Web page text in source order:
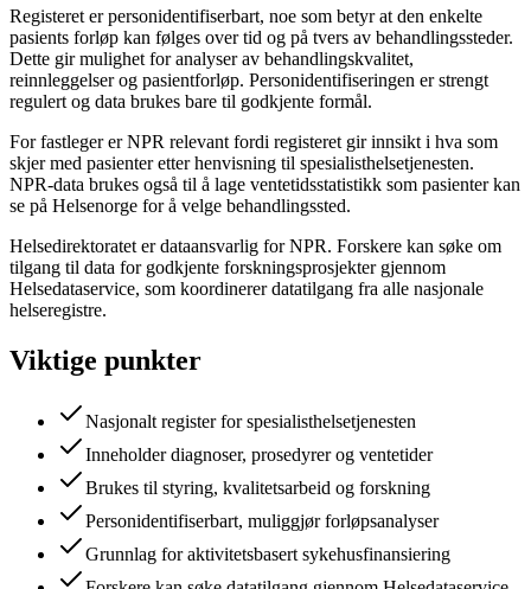
Registeret er personidentifiserbart, noe som betyr at den enkelte
pasients forløp kan følges over tid og på tvers av behandlingssteder.
Dette gir mulighet for analyser av behandlingskvalitet,
reinnleggelser og pasientforløp. Personidentifiseringen er strengt
regulert og data brukes bare til godkjente formål.
For fastleger er NPR relevant fordi registeret gir innsikt i hva som
skjer med pasienter etter henvisning til spesialisthelsetjenesten.
NPR-data brukes også til å lage ventetidsstatistikk som pasienter kan
se på Helsenorge for å velge behandlingssted.
Helsedirektoratet er dataansvarlig for NPR. Forskere kan søke om
tilgang til data for godkjente forskningsprosjekter gjennom
Helsedataservice, som koordinerer datatilgang fra alle nasjonale
helseregistre.
Viktige punkter
Nasjonalt register for spesialisthelsetjenesten
Inneholder diagnoser, prosedyrer og ventetider
Brukes til styring, kvalitetsarbeid og forskning
Personidentifiserbart, muliggjør forløpsanalyser
Grunnlag for aktivitetsbasert sykehusfinansiering